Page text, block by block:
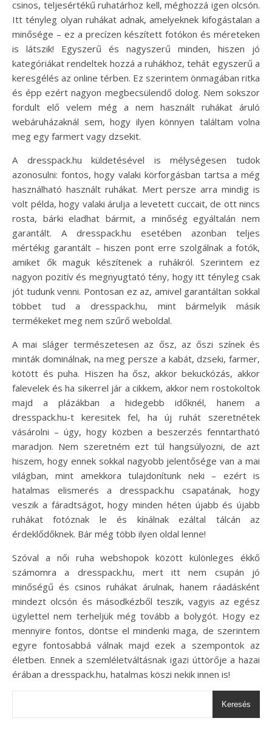
csinos, teljesértékű ruhatárhoz kell, méghozzá igen olcsón.
Itt tényleg olyan ruhákat adnak, amelyeknek kifogástalan a
minősége – ez a precízen készített fotókon és méreteken
is látszik! Egyszerű és nagyszerű minden, hiszen jó
kategóriákat rendeltek hozzá a ruhákhoz, tehát egyszerű a
keresgélés az online térben. Ez szerintem önmagában ritka
és épp ezért nagyon megbecsülendő dolog. Nem sokszor
fordult elő velem még a nem használt ruhákat áruló
webáruházaknál sem, hogy ilyen könnyen találtam volna
meg egy farmert vagy dzsekit.
A dresspack.hu küldetésével is mélységesen tudok
azonosulni: fontos, hogy valaki körforgásban tartsa a még
használható használt ruhákat. Mert persze arra mindig is
volt példa, hogy valaki árulja a levetett cuccait, de ott nincs
rosta, bárki eladhat bármit, a minőség egyáltalán nem
garantált. A dresspack.hu esetében azonban teljes
mértékig garantált – hiszen pont erre szolgálnak a fotók,
amiket ők maguk készítenek a ruhákról. Szerintem ez
nagyon pozitív és megnyugtató tény, hogy itt tényleg csak
jót tudunk venni. Pontosan ez az, amivel garantáltan sokkal
többet tud a dresspack.hu, mint bármelyik másik
termékeket meg nem szűrő weboldal.
A mai sláger természetesen az ősz, az őszi színek és
minták dominálnak, na meg persze a kabát, dzseki, farmer,
kötött és puha. Hiszen ha ősz, akkor bekuckózás, akkor
falevelek és ha sikerrel jár a cikkem, akkor nem rostokoltok
majd a plázákban a hidegebb időknél, hanem a
dresspack.hu-t keresitek fel, ha új ruhát szeretnétek
vásárolni – úgy, hogy közben a beszerzés fenntartható
maradjon. Nem szeretném ezt túl hangsúlyozni, de azt
hiszem, hogy ennek sokkal nagyobb jelentősége van a mai
világban, mint amekkora tulajdonítunk neki – ezért is
hatalmas elismerés a dresspack.hu csapatának, hogy
veszik a fáradtságot, hogy minden héten újabb és újabb
ruhákat fotóznak le és kínálnak ezáltal tálcán az
érdeklődőknek. Bár még több ilyen oldal lenne!
Szóval a női ruha webshopok között különleges ékkő
számomra a dresspack.hu, mert itt nem csupán jó
minőségű és csinos ruhákat árulnak, hanem ráadásként
mindezt olcsón és másodkézből teszik, vagyis az egész
ügylettel nem terheljük még tovább a bolygót. Hogy ez
mennyire fontos, döntse el mindenki maga, de szerintem
egyre fontosabbá válnak majd ezek a szempontok az
életben. Ennek a szemléletváltásnak igazi úttörője a hazai
érában a dresspack.hu, hatalmas köszi nekik innen is!
Keresés